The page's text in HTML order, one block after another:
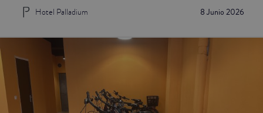
8 Junio 2026
Hotel Palladium
DOBLE INN
DOBLE WHITE
DOBLE INN CATEDRAL
SUPERIOR